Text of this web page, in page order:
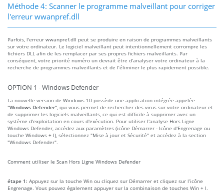
Méthode 4: Scanner le programme malveillant pour corriger
l'erreur wwanpref.dll
Parfois, l'erreur wwanpref.dll peut se produire en raison de programmes malveillants
sur votre ordinateur. Le logiciel malveillant peut intentionnellement corrompre les
fichiers DLL afin de les remplacer par ses propres fichiers malveillants. Par
conséquent, votre priorité numéro un devrait être d’analyser votre ordinateur à la
recherche de programmes malveillants et de l’éliminer le plus rapidement possible.
OPTION 1 - Windows Defender
La nouvelle version de Windows 10 possède une application intégrée appelée
"Windows Defender" , qui vous permet de rechercher des virus sur votre ordinateur et
de supprimer les logiciels malveillants, ce qui est difficile à supprimer avec un
système d'exploitation en cours d'exécution. Pour utiliser l'analyse Hors Ligne
Windows Defender, accédez aux paramètres (icône Démarrer - Icône d'Engrenage ou
touche Windows + I), sélectionnez "Mise à jour et Sécurité" et accédez à la section
"Windows Defender".
Comment utiliser le Scan Hors Ligne Windows Defender
étape 1: Appuyez sur la touche Win ou cliquez sur Démarrer et cliquez sur l’icône
Engrenage. Vous pouvez également appuyer sur la combinaison de touches Win + I.